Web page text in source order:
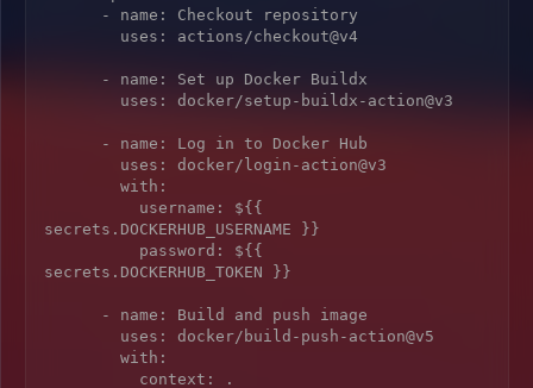
secrets.DOCKERHUB_USERNAME }}
secrets.DOCKERHUB_TOKEN }}